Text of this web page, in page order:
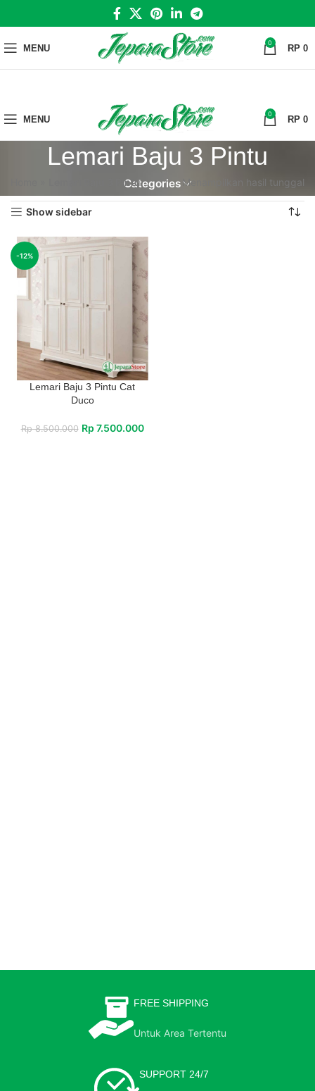
MENU 0 RP 0
MENU 0 RP 0
Lemari Baju 3 Pintu
Categories
Lemari Baju 3 Pintu Menampilkan hasil tunggal
Show sidebar
-12%
Lemari Baju 3 Pintu Cat
Duco
Rp8.500.000 Rp 7.500.000
FREE SHIPPING
Untuk Area Tertentu
SUPPORT 24/7